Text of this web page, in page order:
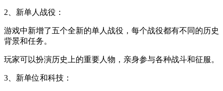
2、新单人战役：
游戏中新增了五个全新的单人战役，每个战役都有不同的历史
背景和任务。
玩家可以扮演历史上的重要人物，亲身参与各种战斗和征服。
3、新单位和科技：